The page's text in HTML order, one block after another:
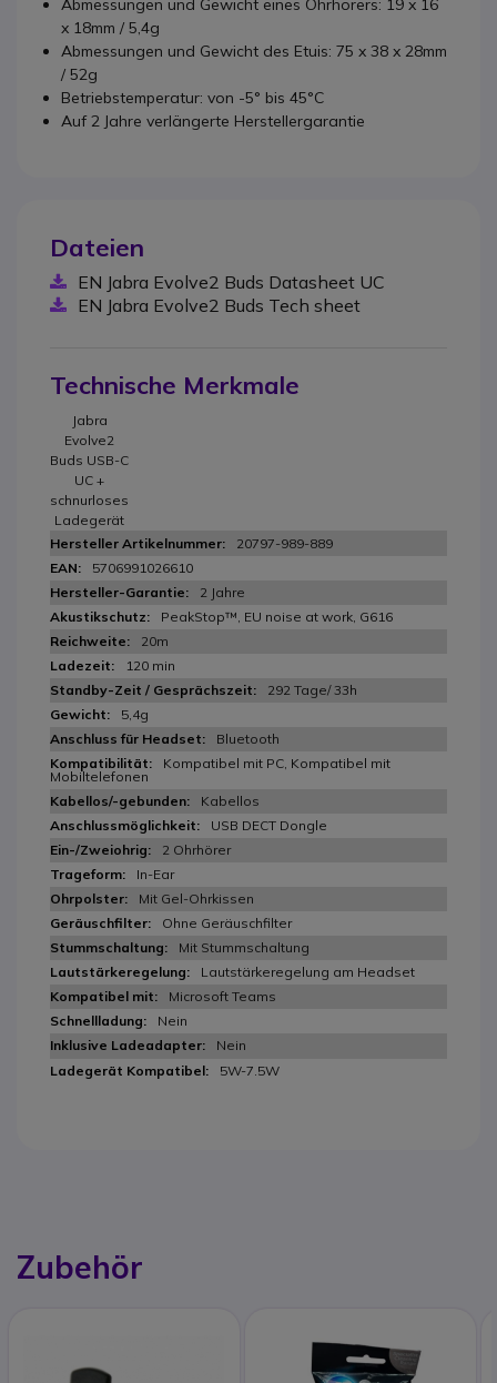
Abmessungen und Gewicht eines Ohrhörers: 19 x 16
x 18mm / 5,4g
Abmessungen und Gewicht des Etuis: 75 x 38 x 28mm
/ 52g
Betriebstemperatur: von -5° bis 45°C
Auf 2 Jahre verlängerte Herstellergarantie
Dateien
EN Jabra Evolve2 Buds Datasheet UC
EN Jabra Evolve2 Buds Tech sheet
Technische Merkmale
Jabra
Evolve2
Buds USB-C
UC +
schnurloses
Ladegerät
20797-989-889
5706991026610
2 Jahre
PeakStop™, EU noise at work, G616
20m
120 min
292 Tage/ 33h
5,4g
Bluetooth
Kompatibel mit PC, Kompatibel mit
Mobiltelefonen
Kabellos
USB DECT Dongle
2 Ohrhörer
In-Ear
Mit Gel-Ohrkissen
Ohne Geräuschfilter
Mit Stummschaltung
Lautstärkeregelung am Headset
Microsoft Teams
Nein
Nein
5W-7.5W
Zubehör